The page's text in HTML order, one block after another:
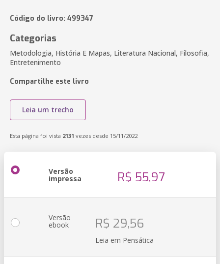
Código do livro: 499347
Categorias
Metodologia, História E Mapas, Literatura Nacional, Filosofia,
Entretenimento
Compartilhe este livro
Leia um trecho
Esta página foi vista 2131 vezes desde 15/11/2022
Versão
impressa R$ 55,97
Versão
ebook R$ 29,56
Leia em Pensática